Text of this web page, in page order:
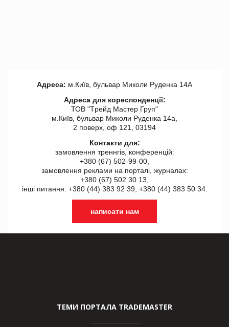
Адреса: м.Київ, бульвар Миколи Руденка 14А
Адреса для кореспонденції:
ТОВ "Tрейд Мастер Груп"
м.Київ, бульвар Миколи Руденка 14а,
2 поверх, оф 121, 03194
Контакти для:
замовлення треннгів, конференцій:
+380 (67) 502-99-00,
замовлення реклами на порталі, журналах:
+380 (67) 502 30 13,
інші питання: +380 (44) 383 92 39, +380 (44) 383 50 34.
написати нам
ТЕМИ ПОРТАЛА TRADEMASTER